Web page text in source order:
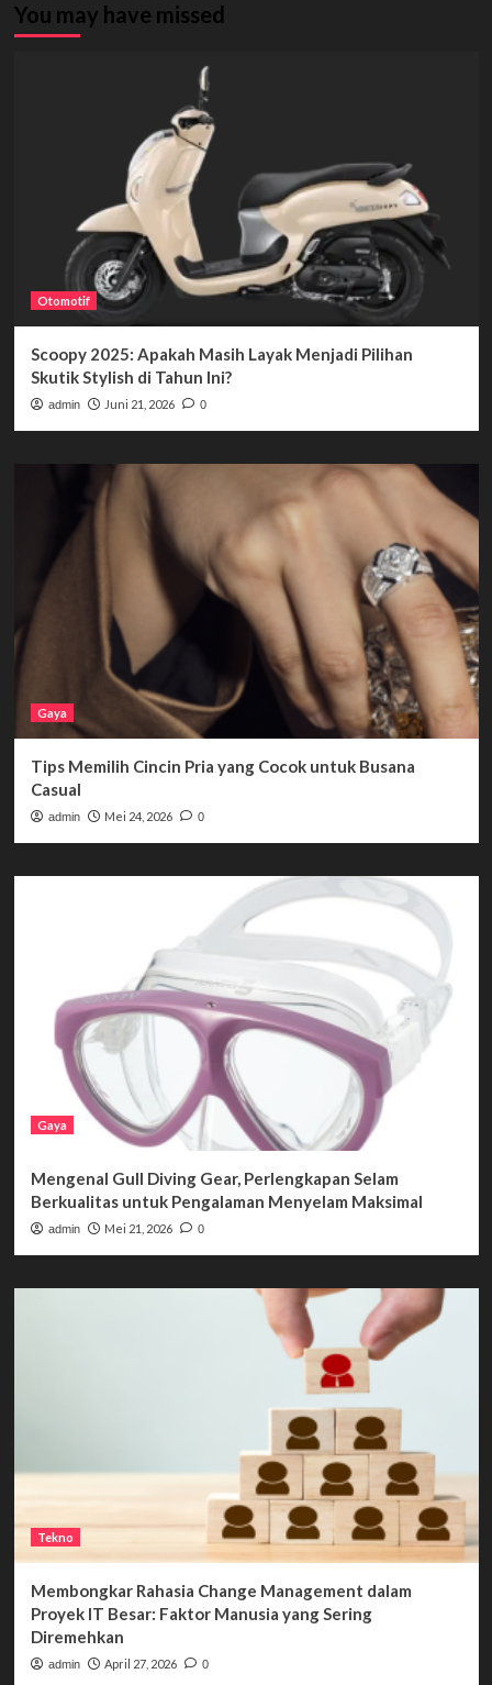
You may have missed
Otomotif
Scoopy 2025: Apakah Masih Layak Menjadi Pilihan
Skutik Stylish di Tahun Ini?
admin Juni 21, 2026 0
Gaya
Tips Memilih Cincin Pria yang Cocok untuk Busana
Casual
admin Mei 24, 2026 0
Gaya
Mengenal Gull Diving Gear, Perlengkapan Selam
Berkualitas untuk Pengalaman Menyelam Maksimal
admin Mei 21, 2026 0
Tekno
Membongkar Rahasia Change Management dalam
Proyek IT Besar: Faktor Manusia yang Sering
Diremehkan
admin April 27, 2026 0